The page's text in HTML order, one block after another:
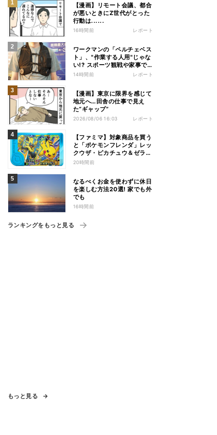
【漫画】リモート会議、都合
が悪いときにZ世代がとった
行動は......
16時間前 レポート
ワークマンの「ペルチェベス
ト」、"作業する人用"じゃな
い!? スポーツ観戦や家事で
の熱中症&冷え対策に――話
14時間前 レポート
【漫画】東京に限界を感じて
地元へ…田舎の仕事で見え
た“ギャップ”
2026/08/06 16:03 レポート
【ファミマ】対象商品を買う
と「ポケモンフレンダ」レッ
クウザ・ピカチュウ＆ゼラオ
ラのスペシャルフレンダピッ
20時間前
なるべくお金を使わずに休日
を楽しむ方法20選! 家でも外
でも
16時間前
ランキングをもっと見る
もっと見る